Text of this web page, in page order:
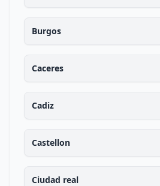
Burgos
Caceres
Cadiz
Castellon
Ciudad real